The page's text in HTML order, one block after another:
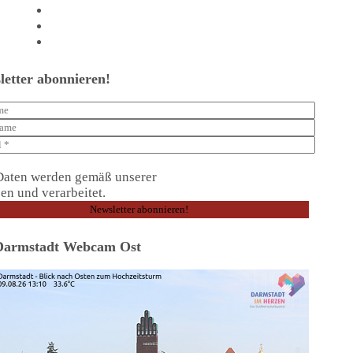
abonnieren!
werden gemäß unserer
und verarbeitet.
Webcam Ost